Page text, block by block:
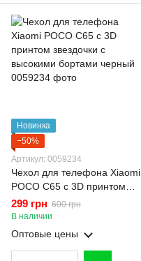
Новинка
−50%
Артикул: 0059234
Чехол для телефона Xiaomi
POCO C65 с 3D принтом
звездочки с высокими
бортами черный
299 грн 600 грн
В наличии
Оптовые цены